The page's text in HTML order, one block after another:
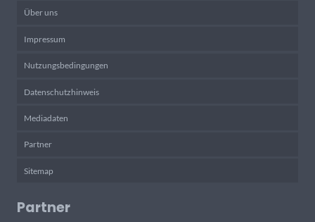
Über uns
Impressum
Nutzungsbedingungen
Datenschutzhinweis
Mediadaten
Partner
Sitemap
Partner